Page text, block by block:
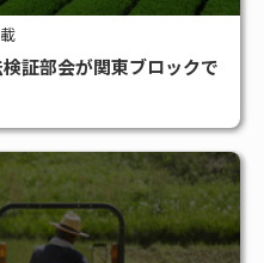
野庁 #人事 全タグ一覧
証部会が関東ブロックで